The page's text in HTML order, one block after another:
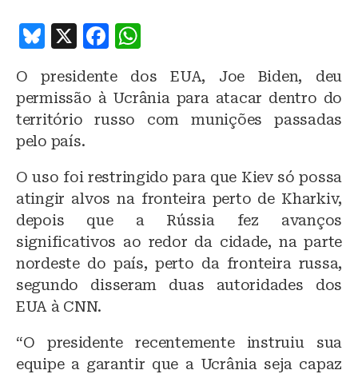
B
e
s
k
X
F
c
e
o
o
k
at
s
p
p
O presidente dos EUA, Joe Biden, deu
permissão à Ucrânia para atacar dentro do
território russo com munições passadas
pelo país.
O uso foi restringido para que Kiev só possa
atingir alvos na fronteira perto de Kharkiv,
depois que a Rússia fez avanços
significativos ao redor da cidade, na parte
nordeste do país, perto da fronteira russa,
segundo disseram duas autoridades dos
EUA à CNN.
“O presidente recentemente instruiu sua
equipe a garantir que a Ucrânia seja capaz